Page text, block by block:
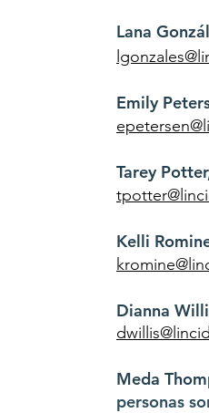
Lana
Emily
Tarey
Kelli
Dianna
Meda
personas